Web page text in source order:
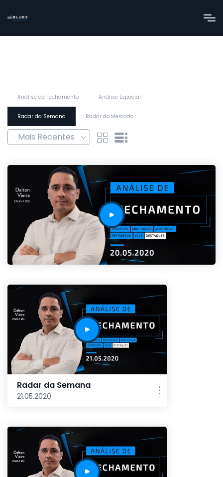
Análise de Fechamento Análise Especial
Radar da Semana Radar do Mercado
Radar da Semana
21.05.2020